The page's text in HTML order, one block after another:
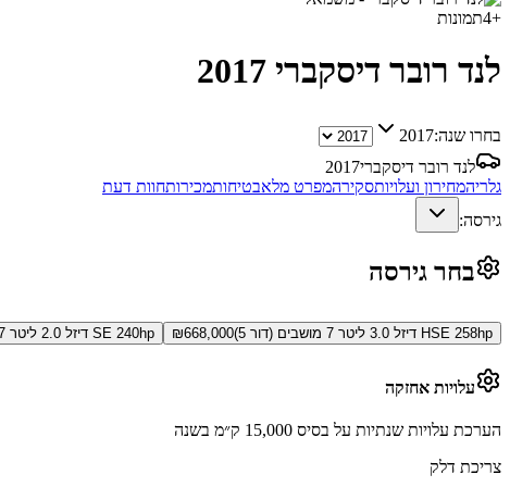
+
4תמונות
לנד רובר דיסקברי 2017
בחרו שנה:2017
לנד רובר דיסקברי2017
גלריהמחירון ועלויותסקירהמפרט מלאבטיחותמכירותחוות דעת
גירסה:
בחר גירסה
HSE 258hp דיזל 3.0 ליטר 7 מושבים (דור 5) ₪668,000 SE 240hp דיזל 2.0 ליטר 7 מושבים (דור 5)
עלויות אחזקה
הערכת עלויות שנתיות על בסיס 15,000 ק״מ בשנה
צריכת דלק